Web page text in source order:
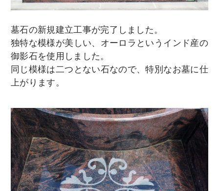
墓石の新規建立工事が完了しました。
独特な模様が美しい、オーロラというインド産の
御影石を使用しました。
同じ模様は二つとない石なので、特別なお墓に仕
上がります。